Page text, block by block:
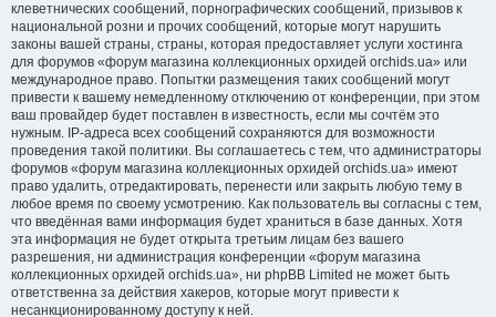
клеветнических сообщений, порнографических сообщений, призывов к
национальной розни и прочих сообщений, которые могут нарушить
законы вашей страны, страны, которая предоставляет услуги хостинга
для форумов «форум магазина коллекционных орхидей orchids.ua» или
международное право. Попытки размещения таких сообщений могут
привести к вашему немедленному отключению от конференции, при этом
ваш провайдер будет поставлен в известность, если мы сочтём это
нужным. IP-адреса всех сообщений сохраняются для возможности
проведения такой политики. Вы соглашаетесь с тем, что администраторы
форумов «форум магазина коллекционных орхидей orchids.ua» имеют
право удалить, отредактировать, перенести или закрыть любую тему в
любое время по своему усмотрению. Как пользователь вы согласны с тем,
что введённая вами информация будет храниться в базе данных. Хотя
эта информация не будет открыта третьим лицам без вашего
разрешения, ни администрация конференции «форум магазина
коллекционных орхидей orchids.ua», ни phpBB Limited не может быть
ответственна за действия хакеров, которые могут привести к
несанкционированному доступу к ней.